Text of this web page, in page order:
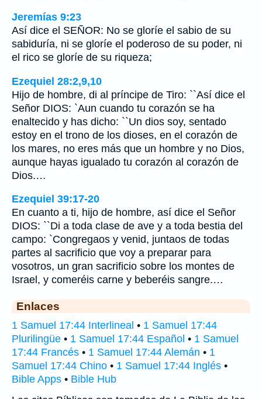
Jeremías 9:23
Así dice el SEÑOR: No se gloríe el sabio de su
sabiduría, ni se gloríe el poderoso de su poder, ni
el rico se gloríe de su riqueza;
Ezequiel 28:2,9,10
Hijo de hombre, di al príncipe de Tiro: ``Así dice el
Señor DIOS: `Aun cuando tu corazón se ha
enaltecido y has dicho: ``Un dios soy, sentado
estoy en el trono de los dioses, en el corazón de
los mares, no eres más que un hombre y no Dios,
aunque hayas igualado tu corazón al corazón de
Dios.…
Ezequiel 39:17-20
En cuanto a ti, hijo de hombre, así dice el Señor
DIOS: ``Di a toda clase de ave y a toda bestia del
campo: `Congregaos y venid, juntaos de todas
partes al sacrificio que voy a preparar para
vosotros, un gran sacrificio sobre los montes de
Israel, y comeréis carne y beberéis sangre.…
Enlaces
1 Samuel 17:44 Interlineal • 1 Samuel 17:44
Plurilingüe • 1 Samuel 17:44 Español • 1 Samuel
17:44 Francés • 1 Samuel 17:44 Alemán • 1
Samuel 17:44 Chino • 1 Samuel 17:44 Inglés •
Bible Apps • Bible Hub